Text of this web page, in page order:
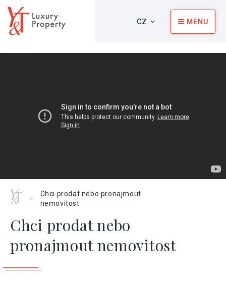
CZ MENU
Home
>
Chci prodat nebo pronajmout
nemovitost
Chci prodat nebo
pronajmout nemovitost